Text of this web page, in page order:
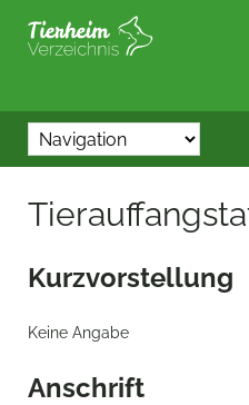
*/?> bool(false)
Kurzvorstellung
Keine Angabe
Anschrift